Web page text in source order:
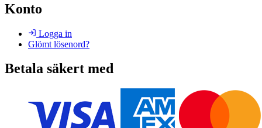
Konto
Logga in
Glömt lösenord?
Betala säkert med